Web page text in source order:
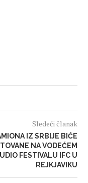
Sledeći članak
IZ SRBIJE BIĆE
NA VODEĆEM
FESTIVALU IFC U
REJKJAVIKU